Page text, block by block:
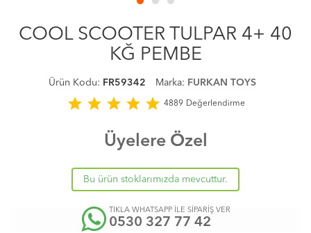
COOL SCOOTER TULPAR 4+ 40
KĞ PEMBE
Ürün Kodu: FR59342 Marka: FURKAN TOYS
star star star star star 4889 Değerlendirme
Üyelere Özel
Bu ürün stoklarımızda mevcuttur.
TIKLA WHATSAPP İLE SİPARİŞ VER
0530 327 77 42